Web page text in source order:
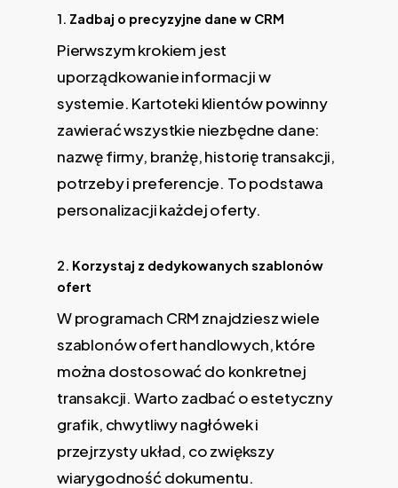
1. Zadbaj o precyzyjne dane w CRM
Pierwszym krokiem jest
uporządkowanie informacji w
systemie. Kartoteki klientów powinny
zawierać wszystkie niezbędne dane:
nazwę firmy, branżę, historię transakcji,
potrzeby i preferencje. To podstawa
personalizacji każdej oferty.
2. Korzystaj z dedykowanych szablonów
ofert
W programach CRM znajdziesz wiele
szablonów ofert handlowych, które
można dostosować do konkretnej
transakcji. Warto zadbać o estetyczny
grafik, chwytliwy nagłówek i
przejrzysty układ, co zwiększy
wiarygodność dokumentu.